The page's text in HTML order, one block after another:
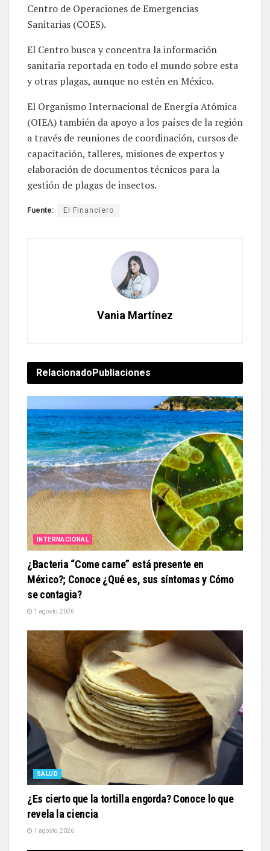
Centro de Operaciones de Emergencias
Sanitarias (COES).
El Centro busca y concentra la información
sanitaria reportada en todo el mundo sobre esta
y otras plagas, aunque no estén en México.
El Organismo Internacional de Energía Atómica
(OIEA) también da apoyo a los países de la región
a través de reuniones de coordinación, cursos de
capacitación, talleres, misiones de expertos y
elaboración de documentos técnicos para la
gestión de plagas de insectos.
Fuente: El Financiero
Vania Martínez
RelacionadoPubliaciones
INTERNACIONAL
¿Bacteria “Come carne” está presente en
México?; Conoce ¿Qué es, sus síntomas y Cómo
se contagia?
1 agosto, 2026
SALUD
¿Es cierto que la tortilla engorda? Conoce lo que
revela la ciencia
1 agosto, 2026